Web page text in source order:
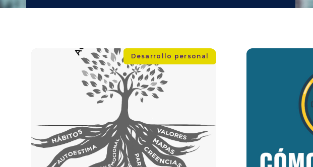
Desarrollo personal